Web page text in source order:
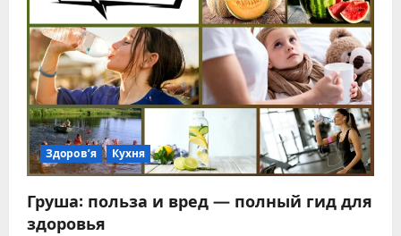
Здоров’я Кухня
Груша: польза и вред — полный гид для
здоровья